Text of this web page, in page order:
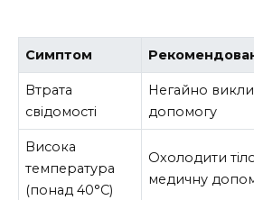
Симптом
Втрата
свідомості
Негайно
допомогу
Висока
температура
(понад 40°C)
Охолодити
медичну